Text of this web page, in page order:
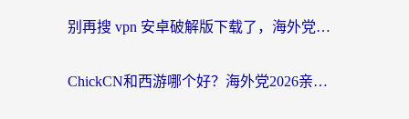
别再搜 vpn 安卓破解版下载了，海外党回国上网的正确姿势在这里
ChickCN和西游哪个好？海外党2026亲测回国加速器选择指南（附expressvpn中国对比）